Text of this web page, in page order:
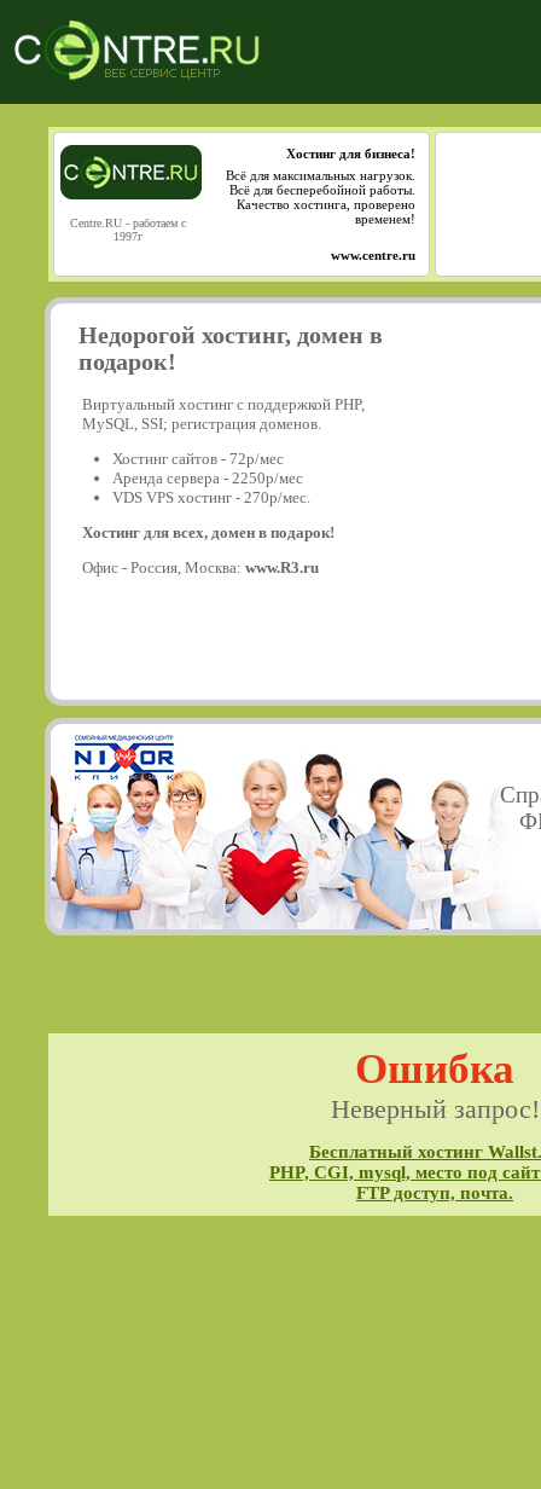
Centre.RU - работаем с
1997г
Хостинг для бизнеса!
Всё для максимальных нагрузок.
Всё для бесперебойной работы.
Качество хостинга, проверено
временем!
www.centre.ru
Недорогой хостинг, домен в
подарок!
Виртуальный хостинг с поддержкой PHP,
MySQL, SSI; регистрация доменов.
Хостинг сайтов - 72р/мес
Аренда сервера - 2250р/мес
VDS VPS хостинг - 270р/мес.
Хостинг для всех, домен в подарок!
Офис - Россия, Москва: www.R3.ru
Ошибка
Неверный запрос!
Бесплатный хостинг
PHP, CGI, mysql, место под
FTP доступ, почта.